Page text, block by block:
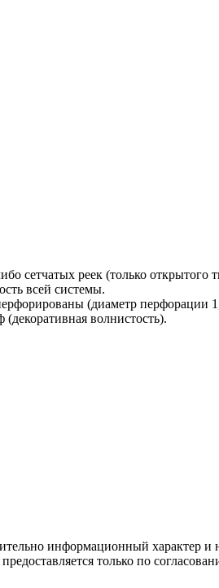
сетчатых реек (только
всей системы.
(диаметр перфорации
волнистость).
информационный характер
только по